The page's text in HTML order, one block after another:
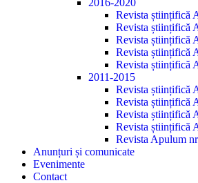
Revista științifică
Revista științifică
Revista științifică
Revista științifică
Revista științifică
2011-2015
Revista științifică
Revista științifică
Revista științifică
Revista științifică
Revista Apulum
Anunțuri și comunicate
Evenimente
Contact